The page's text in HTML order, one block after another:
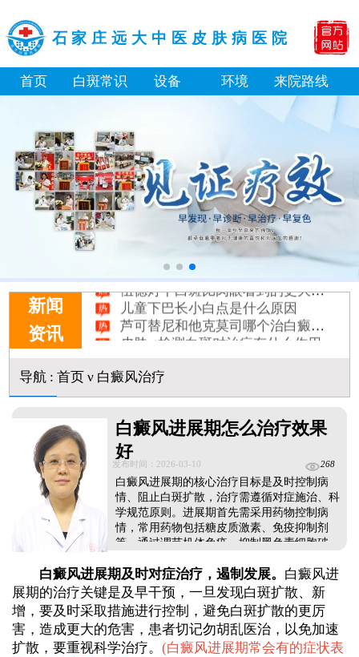
石家庄远大中医皮肤病医院
首页 白斑常识 设备 环境 来院路线
新闻
资讯
补骨脂泡酒真能治白癜风吗 有没有副作用
伍德灯下白斑比肉眼看到的更大正常吗
儿童下巴长小白点是什么原因
芦可替尼和他克莫司哪个治白癜风好
皮肤ct检测白斑对治疗有什么作用
白癜风长期用激素药膏会有副作用吗
伍德灯结果显示亮白色荧光代表什么意思
白癜风用芦可替尼乳膏多久能恢复正常色
导航: 首页ν 白癜风治疗
白癜风进展期怎么治疗效果
好
发布时间：2026-03-10 268
白癜风进展期的核心治疗目标是及时控制病
情、阻止白斑扩散，治疗需遵循对症施治、科
学规范原则。进展期首先需采用药物控制病
情，常用药物包括糖皮质激素、免疫抑制剂
等，通过调节机体免疫、抑制黑色素细胞破
稳定后，可联合308准分子激光照射治疗，利
用特定波长光线刺激黑色素细胞再生，促进白
斑复色，提升治疗效果。同时，日常护理不可
或缺，需注意防晒、避免皮肤外伤，保持规律
作息和清淡饮食，调节情绪，减少诱发因素，
全方位辅助控制病情，提高治疗成功率。...
白癜风进展期及时对症治疗，遏制发展。 白癜风进
展期的治疗关键是及早干预，一旦发现白斑扩散、新
增，要及时采取措施进行控制，避免白斑扩散的更厉
害，造成更大的危害，患者切记勿胡乱医治，以免加速
扩散，要重视科学治疗。 (白癜风进展期常会有的症状表